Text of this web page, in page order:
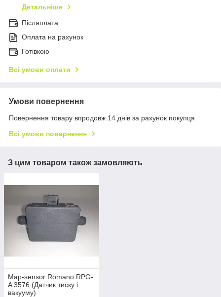
Детальніше
Післяплата
Оплата на рахунок
Готівкою
Всі умови оплати
Умови повернення
Повернення товару впродовж 14 днів за рахунок покупця
Всі умови повернення
З цим товаром також замовляють
Map-sensor Romano RPG-
A 3576 (Датчик тиску і
вакууму)